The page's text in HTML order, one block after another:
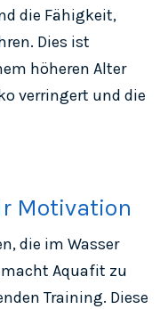
die Fähigkeit,
Dies ist
höheren Alter
verringert und die
Motivation
die im Wasser
Aquafit zu
Training. Diese